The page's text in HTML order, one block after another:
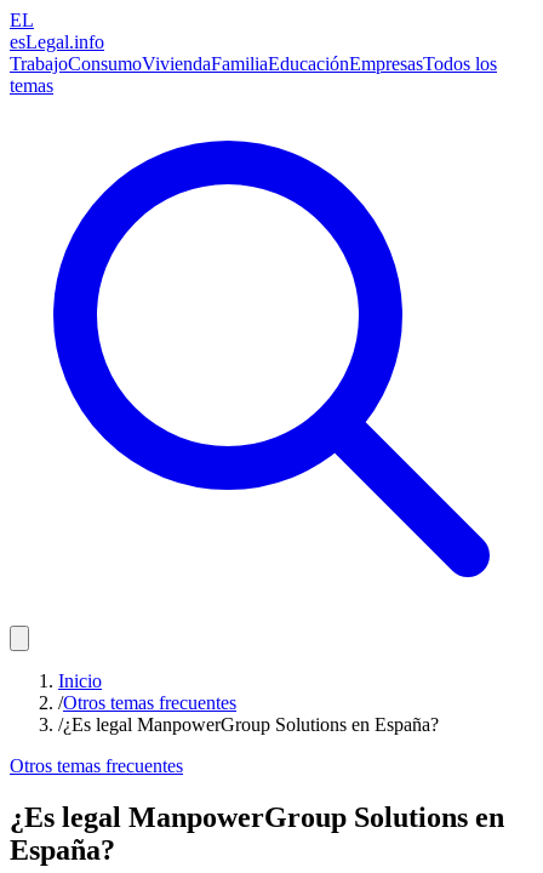
EL
esLegal.info
TrabajoConsumoViviendaFamiliaEducaciónEmpresasTodos los
temas
Inicio
/Otros temas frecuentes
/¿Es legal ManpowerGroup Solutions en España?
Otros temas frecuentes
¿Es legal ManpowerGroup Solutions en
España?